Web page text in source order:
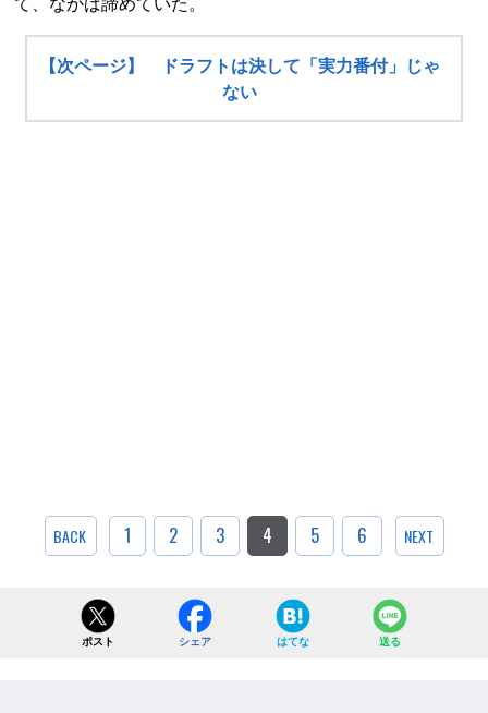
【次ページ】 ドラフトは決して「実力番付」じゃ
ない
BACK 1 2 3 4 5 6 NEXT
ポスト シェア はてな 送る